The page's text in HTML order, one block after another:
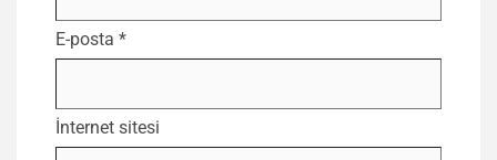
E-posta *
İnternet sitesi